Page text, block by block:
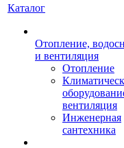
Каталог
Отопление,
и вентиляция
Отопление
вентиляция
Инженерная
сантехника